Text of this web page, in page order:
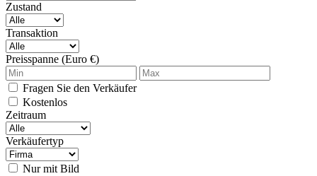
Zustand
Transaktion
Preisspanne (Euro €)
Fragen Sie den Verkäufer
Kostenlos
Zeitraum
Verkäufertyp
Nur mit Bild